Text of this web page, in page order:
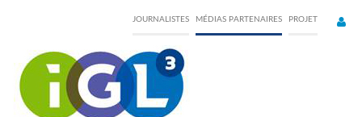
content
JOURNALISTES MÉDIAS PARTENAIRES PROJET